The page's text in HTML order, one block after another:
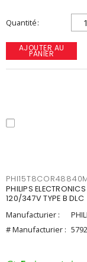
Quantité
AJOUTER AU
PANIER
PHILIPS
120/347V TYPE B DLC
Manufacturier :
# Manufacturier :